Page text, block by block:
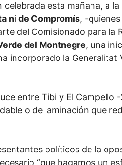
esta mañana, a
ni de Compromís, -
del Comisionado para la
del Montnegre, una
incorporado la Generalitat
entre Tibi y El Campello
o de laminación que
políticos de la
“que hagamos un